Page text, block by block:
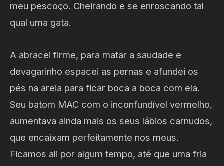
meu pescoço. Cheirando e se enroscando tal
qual uma gata.
A abracei firme, para matar a saudade e
devagarinho espacei as pernas e afundei os
pés na areia para ficar boca a boca com ela.
Seu batom MAC com o inconfundível vermelho,
aumentava ainda mais os seus lábios carnudos,
que encaixam perfeitamente nos meus.
Ficamos ali por algum tempo, até que uma fria